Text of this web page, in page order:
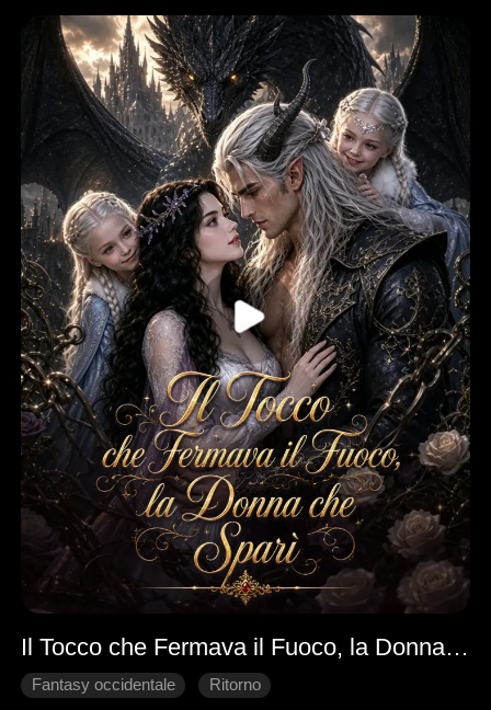
Il Tocco che Fermava il Fuoco, la Donna che Sparì
Fantasy occidentale
Ritorno